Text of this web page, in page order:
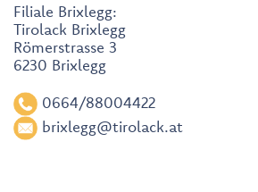
Filiale Brixlegg:
Tirolack Brixlegg
Römerstrasse 3
6230 Brixlegg
0664/88004422
brixlegg@tirolack.at